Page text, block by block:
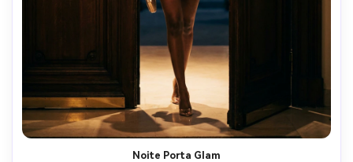
Noite Porta Glam